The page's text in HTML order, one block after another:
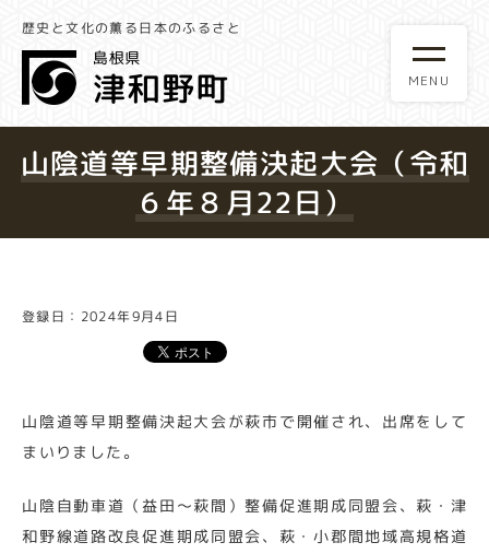
歴史と文化の薫る日本のふるさと
山陰道等早期整備決起大会（令和
６年８月22日）
登録日：2024年9月4日
山陰道等早期整備決起大会が萩市で開催され、出席をして
まいりました。
山陰自動車道（益田～萩間）整備促進期成同盟会、萩・津
和野線道路改良促進期成同盟会、萩・小郡間地域高規格道